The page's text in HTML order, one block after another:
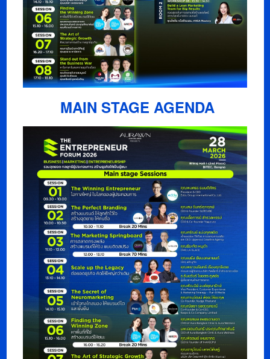
MAIN STAGE AGENDA